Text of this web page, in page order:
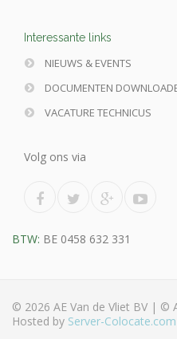
Interessante links
NIEUWS & EVENTS
DOCUMENTEN
VACATURE TECHNICUS
Volg ons via
BTW: BE 0458 632 331
© 2026 AE Van de Vliet BV | ©
Hosted by Server-Colocate.com